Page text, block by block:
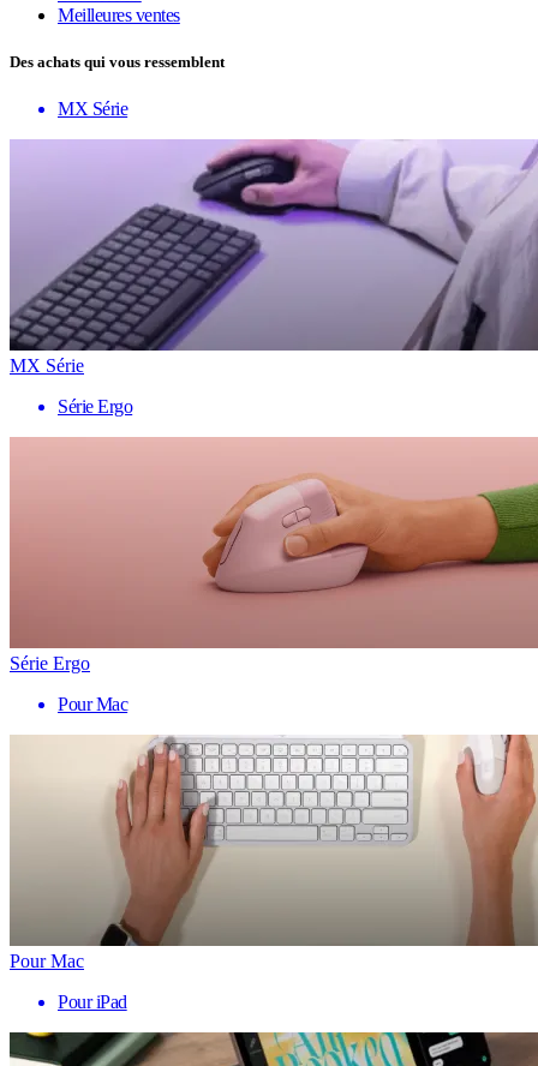
Meilleures ventes
Des achats qui vous ressemblent
MX Série
MX Série
Série Ergo
Série Ergo
Pour Mac
Pour Mac
Pour iPad